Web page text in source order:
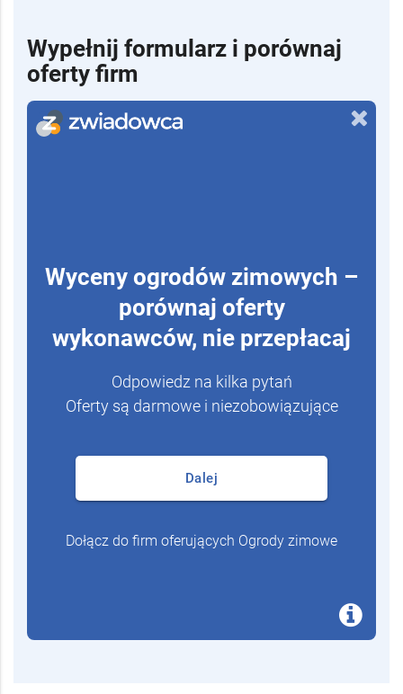
Wypełnij formularz i porównaj
oferty firm
Wyceny ogrodów zimowych –
porównaj oferty
wykonawców, nie przepłacaj
Odpowiedz na kilka pytań
Oferty są darmowe i niezobowiązujące
Dalej
Dołącz do firm oferujących Ogrody zimowe